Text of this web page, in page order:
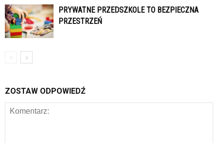
PRYWATNE PRZEDSZKOLE TO BEZPIECZNA
PRZESTRZEŃ
ZOSTAW ODPOWIEDŹ